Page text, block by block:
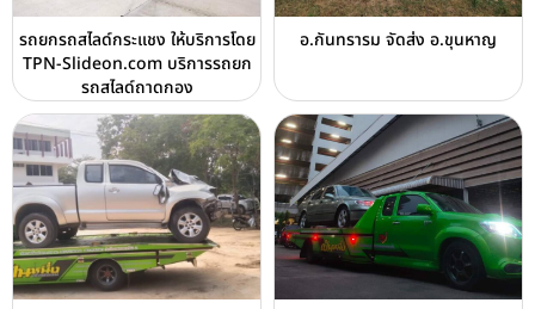
รถยกรถสไลด์กระแชง ให้บริการโดย
TPN-Slideon.com บริการรถยก
รถสไลด์ถาดกอง
อ.กันทรารม จัดส่ง อ.ขุนหาญ